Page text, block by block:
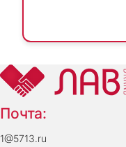
Почта:
1@5713.ru